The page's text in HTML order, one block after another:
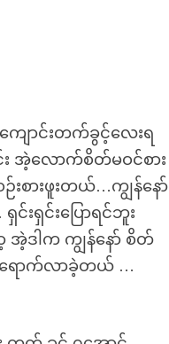
ျောင်းတက်ခွင့်လေးရ
အဲ့လောက်စိတ်မဝင်စား
စားဖူးတယ်…ကျွန်နော်
ရှင်းပြောရင်ဘူး
အဲ့ဒါက ကျွန်နော် စိတ်
ကိုရောက်လာခဲ့တယ် …